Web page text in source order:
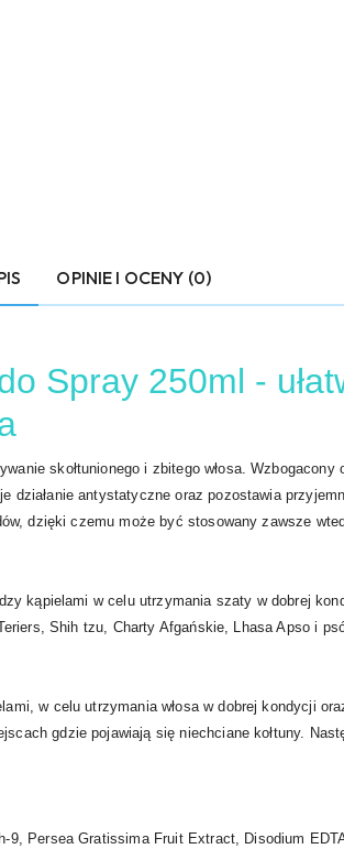
OPINIE I OCENY (0)
Spray 250ml -
skołtunionego i zbitego włosa.
działanie antystatyczne oraz pozostawia
dzięki czemu może być stosowany zawsze
kąpielami w celu utrzymania szaty w dobrej
Shih tzu, Charty Afgańskie, Lhasa Apso i
w celu utrzymania włosa w dobrej kondycji
gdzie pojawiają się niechciane kołtuny.
Persea Gratissima Fruit Extract, Disodium